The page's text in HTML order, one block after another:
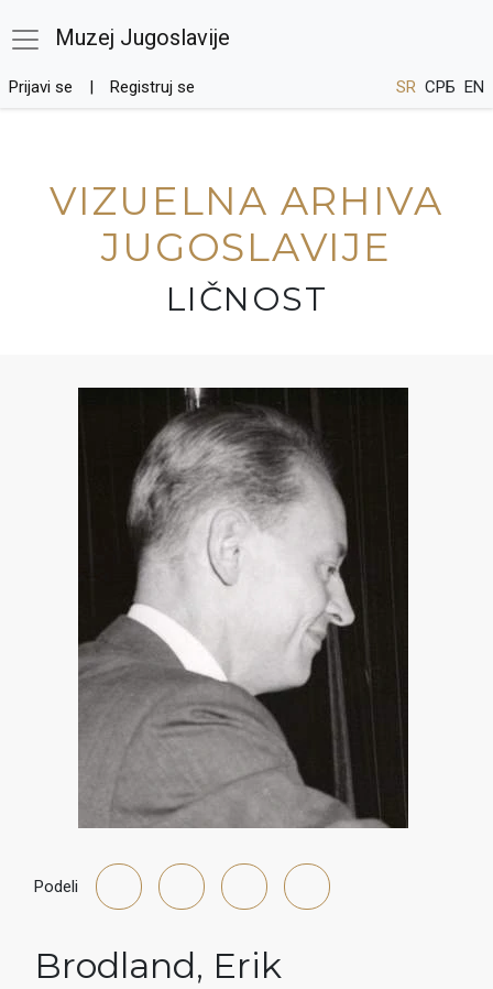
Muzej Jugoslavije
Prijavi se Registruj se SR СРБ EN
VIZUELNA ARHIVA
JUGOSLAVIJE
LIČNOST
Podeli
Brodland, Erik